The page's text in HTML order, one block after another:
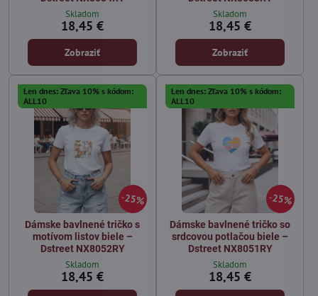
Skladom
18,45 €
Zobraziť
Skladom
18,45 €
Zobraziť
25%
Len dnes: Zľava 10% s kódom:
ALL10
Dámske bavlnené tričko s
motívom listov biele –
Dstreet NX8052RY
Skladom
18,45 €
25%
Len dnes: Zľava 10% s kódom:
ALL10
Dámske bavlnené tričko so
srdcovou potlačou biele –
Dstreet NX8051RY
Skladom
18,45 €